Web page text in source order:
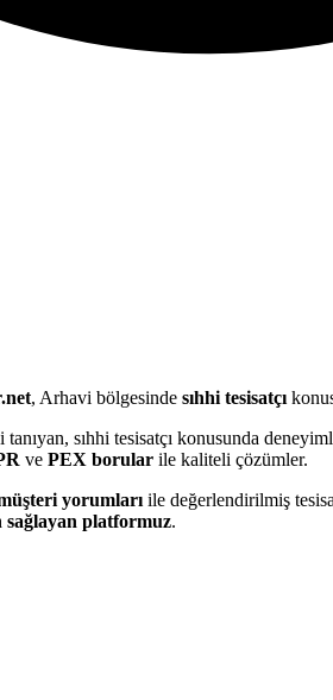
, Arhavi bölgesinde sıhhi tesisatçı
sıhhi tesisatçı konusunda
ve PEX borular ile kaliteli çözümler.
yorumları ile değerlendirilmiş
sağlayan platformuz.